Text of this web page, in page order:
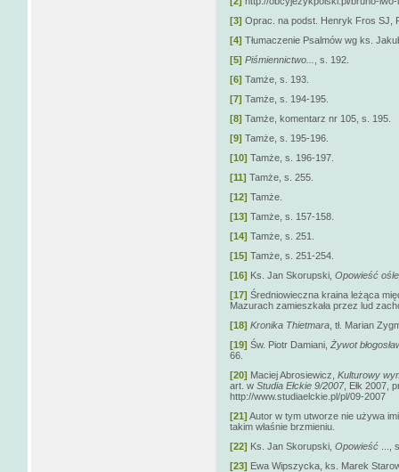
[3] Oprac. na podst. Henryk Fros SJ,
[4] Tłumaczenie Psalmów wg ks.
[5] Piśmiennictwo...
, s. 192.
[6] Tamże, s. 193.
[7] Tamże, s. 194-195.
[8] Tamże, komentarz nr 105, s. 195.
[9] Tamże, s. 195-196.
[10] Tamże, s. 196-197.
[11] Tamże, s. 255.
[12] Tamże.
[13] Tamże, s. 157-158.
[14] Tamże, s. 251.
[15] Tamże, s. 251-254.
[16] Ks. Jan Skorupski, Opowieść
[17] Średniowieczna kraina leżąca
Mazurach zamieszkała przez lud
[18] Kronika Thietmara , tł. Marian
[19] Św. Piotr Damiani, Żywot
66.
[20] Maciej Abrosiewicz, Kulturowy
art. w Studia Ełckie 9/2007, Ełk 2007,
http://www.studiaelckie.pl/pl/09-2007
[21] Autor w tym utworze nie używa
takim właśnie brzmieniu.
[22] Ks. Jan Skorupski, Opowieść
...,
[23] Ewa Wipszycka, ks. Marek